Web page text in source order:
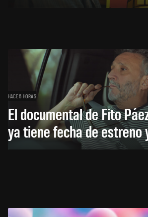
HACE 6 HORAS
El documental de Fito
ya tiene fecha de